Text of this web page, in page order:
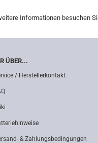
Informationen besuchen
ÜBER...
/ Herstellerkontakt
& Zahlungsbedingungen